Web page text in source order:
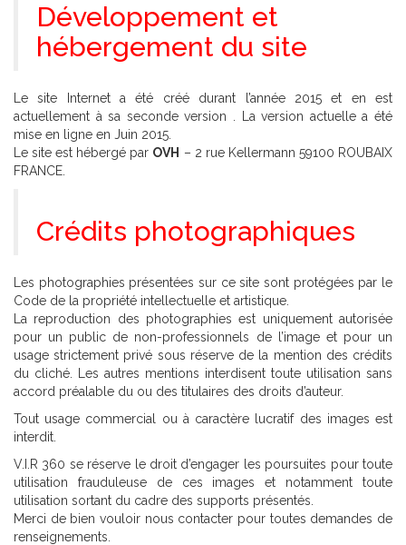
Développement et
hébergement du site
Le site Internet a été créé durant l’année 2015 et en est
actuellement à sa seconde version . La version actuelle a été
mise en ligne en Juin 2015.
Le site est hébergé par OVH – 2 rue Kellermann 59100 ROUBAIX
FRANCE.
Crédits photographiques
Les photographies présentées sur ce site sont protégées par le
Code de la propriété intellectuelle et artistique.
La reproduction des photographies est uniquement autorisée
pour un public de non-professionnels de l’image et pour un
usage strictement privé sous réserve de la mention des crédits
du cliché. Les autres mentions interdisent toute utilisation sans
accord préalable du ou des titulaires des droits d’auteur.
Tout usage commercial ou à caractère lucratif des images est
interdit.
V.I.R 360 se réserve le droit d’engager les poursuites pour toute
utilisation frauduleuse de ces images et notamment toute
utilisation sortant du cadre des supports présentés.
Merci de bien vouloir nous contacter pour toutes demandes de
renseignements.